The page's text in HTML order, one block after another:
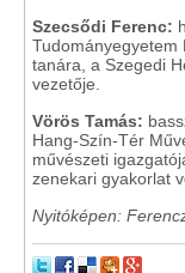
Szecsődi Ferenc:
Tudományegyetem
tanára, a Szegedi
vezetője.
Vörös Tamás:
Hang-Szín-Tér
művészeti
zenekari gyakorlat
Nyitóképen: